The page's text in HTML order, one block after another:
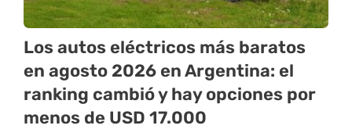
Los autos eléctricos más baratos
en agosto 2026 en Argentina: el
ranking cambió y hay opciones por
menos de USD 17.000